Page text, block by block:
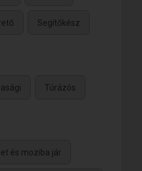
Segítőkész
Túrázós
és moziba jár